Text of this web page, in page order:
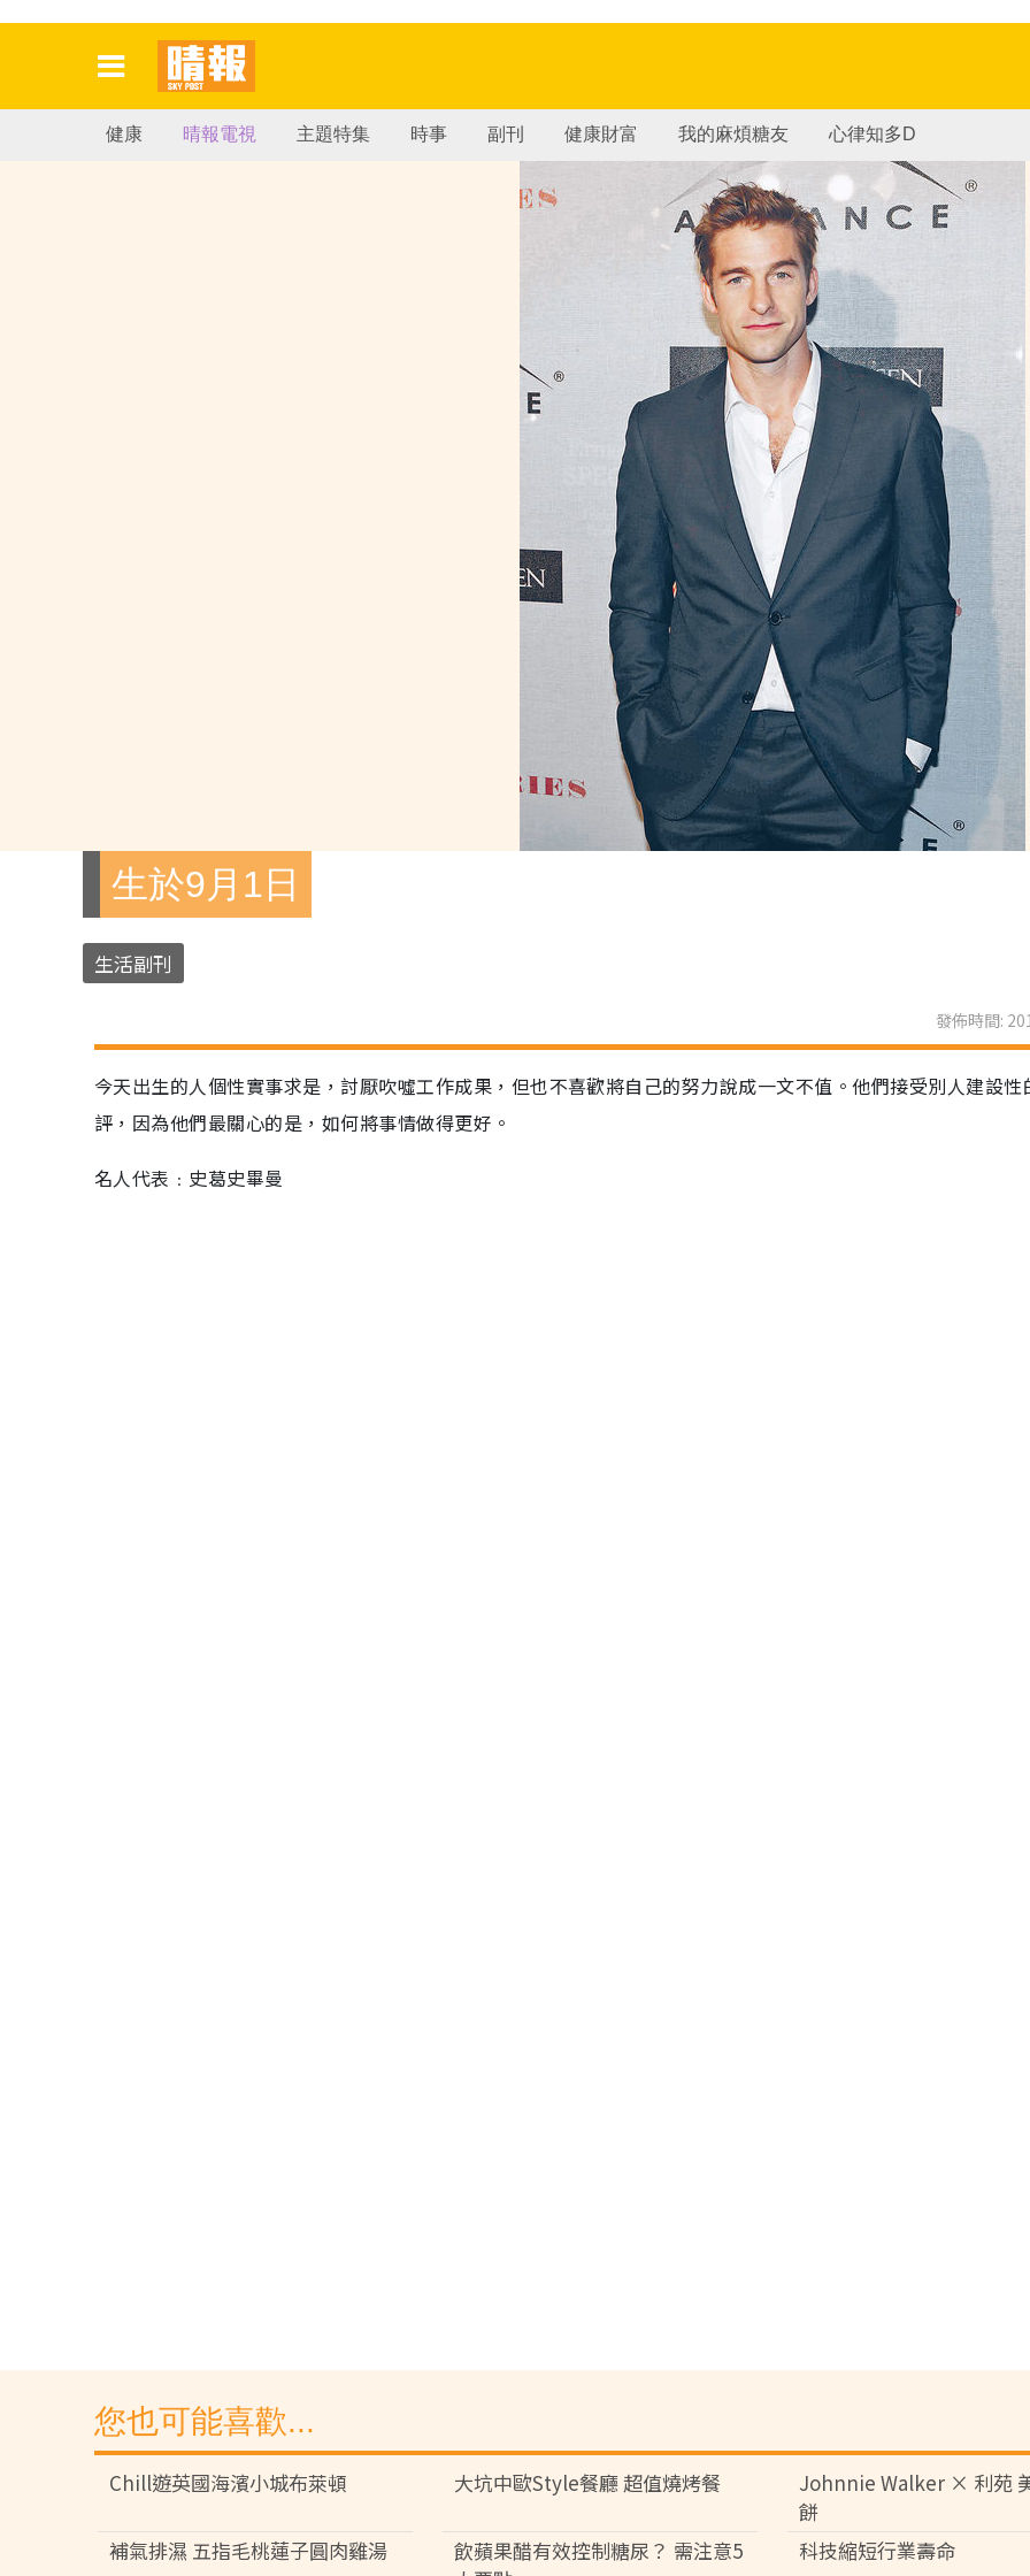
健康 晴報電視 主題特集 時事 副刊 健康財富 我的麻煩糖友 心律知多D
生於9月1日
生活副刊
發佈時間:
今天出生的人個性實事求是，討厭吹噓工作成果，但也不喜歡將自己的努力說成一文不值。他們接受別人建設性
評，因為他們最關心的是，如何將事情做得更好。
名人代表﹕史葛史畢曼
您也可能喜歡...
Chill遊英國海濱小城布萊頓 大坑中歐Style餐廳 超值燒烤餐
Johnnie Walker × 利苑
餅
補氣排濕 五指毛桃蓮子圓肉雞湯
飲蘋果醋有效控制糖尿？ 需注意5
科技縮短行業壽命